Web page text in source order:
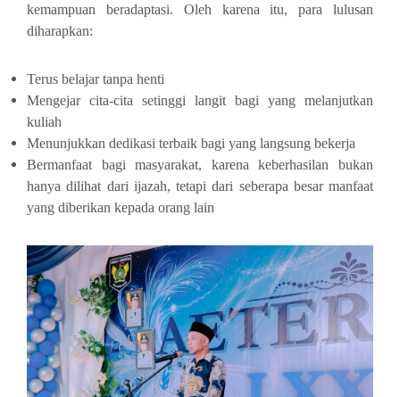
kemampuan beradaptasi. Oleh karena itu, para lulusan
diharapkan:
Terus belajar tanpa henti
Mengejar cita-cita setinggi langit bagi yang melanjutkan
kuliah
Menunjukkan dedikasi terbaik bagi yang langsung bekerja
Bermanfaat bagi masyarakat, karena keberhasilan bukan
hanya dilihat dari ijazah, tetapi dari seberapa besar manfaat
yang diberikan kepada orang lain